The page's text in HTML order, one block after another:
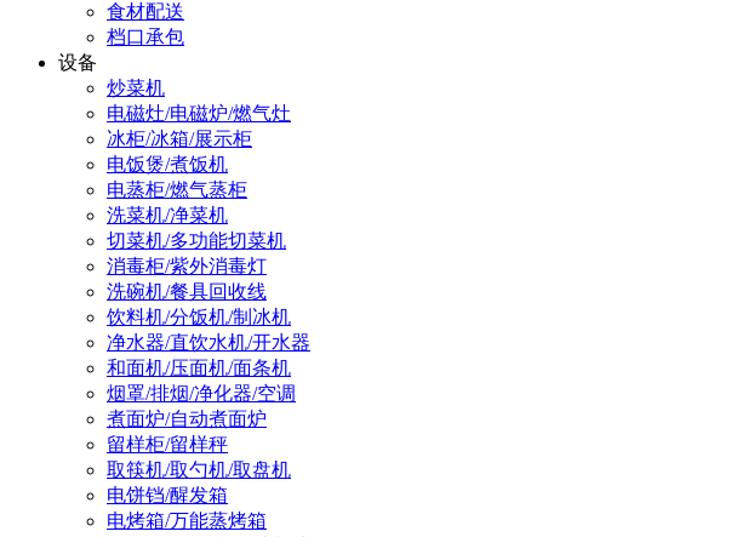
食材配送
档口承包
设备
炒菜机
电磁灶/电磁炉/燃气灶
冰柜/冰箱/展示柜
电饭煲/煮饭机
电蒸柜/燃气蒸柜
洗菜机/净菜机
切菜机/多功能切菜机
消毒柜/紫外消毒灯
洗碗机/餐具回收线
饮料机/分饭机/制冰机
净水器/直饮水机/开水器
和面机/压面机/面条机
烟罩/排烟/净化器/空调
煮面炉/自动煮面炉
留样柜/留样秤
取筷机/取勺机/取盘机
电饼铛/醒发箱
电烤箱/万能蒸烤箱